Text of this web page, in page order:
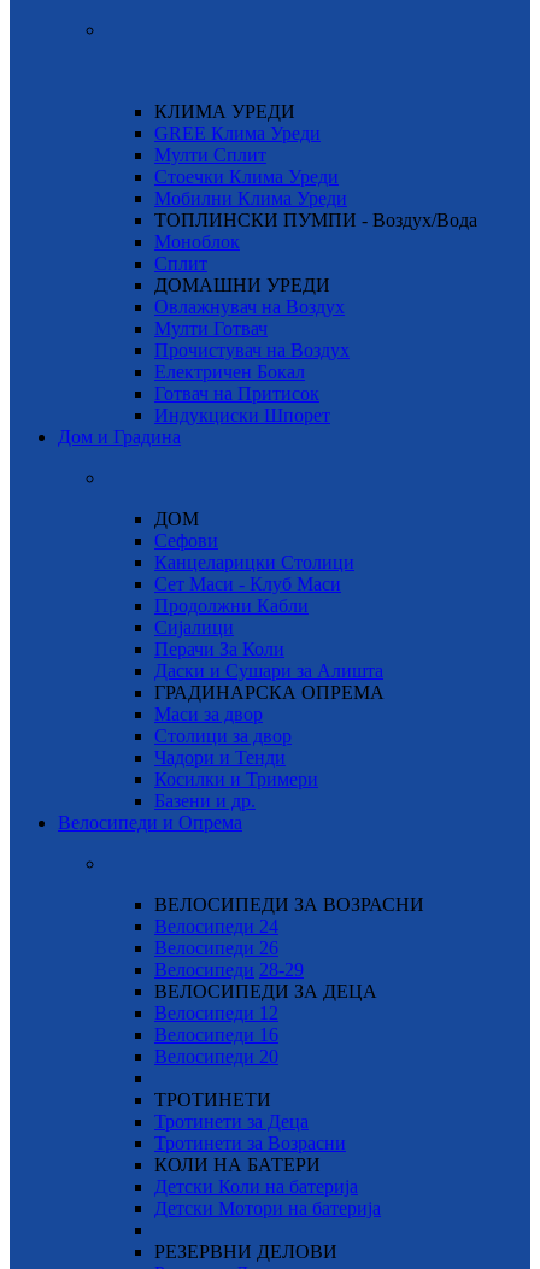
КЛИМА УРЕДИ
GREE Клима Уреди
Мулти Сплит
Стоечки Клима Уреди
Мобилни Клима Уреди
ТОПЛИНСКИ ПУМПИ - Воздух/Вода
Моноблок
Сплит
ДОМАШНИ УРЕДИ
Овлажнувач на Воздух
Мулти Готвач
Прочистувач на Воздух
Електричен Бокал
Готвач на Притисок
Индукциски Шпорет
Дом и Градина
ДОМ
Сефови
Канцеларицки Столици
Сет Маси - Клуб Маси
Продолжни Кабли
Сијалици
Перачи За Коли
Даски и Сушари за Алишта
ГРАДИНАРСКА ОПРЕМА
Маси за двор
Столици за двор
Чадори и Тенди
Косилки и Тримери
Базени и др.
Велосипеди и Опрема
ВЕЛОСИПЕДИ ЗА ВОЗРАСНИ
Велосипеди 24
Велосипеди 26
Велосипеди 28-29
ВЕЛОСИПЕДИ ЗА ДЕЦА
Велосипеди 12
Велосипеди 16
Велосипеди 20
ТРОТИНЕТИ
Тротинети за Деца
Тротинети за Возрасни
КОЛИ НА БАТЕРИ
Детски Коли на батерија
Детски Мотори на батерија
РЕЗЕРВНИ ДЕЛОВИ